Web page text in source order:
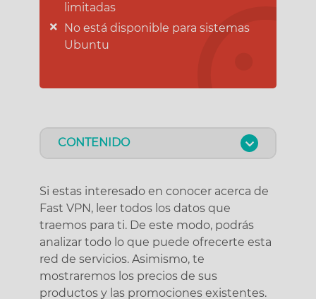
limitadas
No está disponible para sistemas
Ubuntu
CONTENIDO
Si estas interesado en conocer acerca de
Fast VPN, leer todos los datos que
traemos para ti. De este modo, podrás
analizar todo lo que puede ofrecerte esta
red de servicios. Asimismo, te
mostraremos los precios de sus
productos y las promociones existentes.